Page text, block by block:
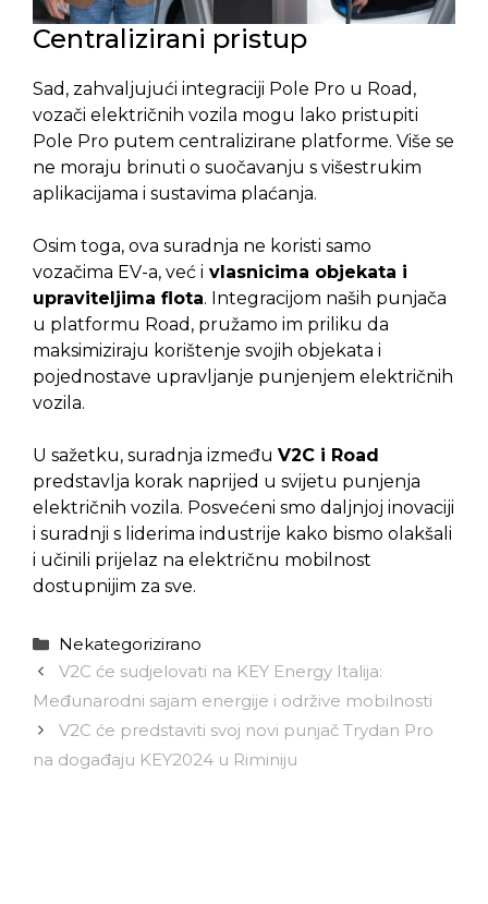
Centralizirani pristup
Sad, zahvaljujući integraciji Pole Pro u Road,
vozači električnih vozila mogu lako pristupiti
Pole Pro putem centralizirane platforme. Više se
ne moraju brinuti o suočavanju s višestrukim
aplikacijama i sustavima plaćanja.
Osim toga, ova suradnja ne koristi samo
vozačima EV-a, već i vlasnicima objekata i
upraviteljima flota. Integracijom naših punjača
u platformu Road, pružamo im priliku da
maksimiziraju korištenje svojih objekata i
pojednostave upravljanje punjenjem električnih
vozila.
U sažetku, suradnja između V2C i Road
predstavlja korak naprijed u svijetu punjenja
električnih vozila. Posvećeni smo daljnjoj inovaciji
i suradnji s liderima industrije kako bismo olakšali
i učinili prijelaz na električnu mobilnost
dostupnijim za sve.
Kategorije
Nekategorizirano
V2C će sudjelovati na KEY Energy Italija:
Međunarodni sajam energije i održive mobilnosti
V2C će predstaviti svoj novi punjač Trydan Pro
na događaju KEY2024 u Riminiju